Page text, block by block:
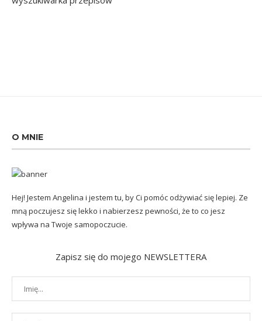
O MNIE
Hej! Jestem Angelina i jestem tu, by Ci pomóc odżywiać się lepiej. Ze
mną poczujesz się lekko i nabierzesz pewności, że to co jesz
wpływa na Twoje samopoczucie.
Zapisz się do mojego NEWSLETTERA